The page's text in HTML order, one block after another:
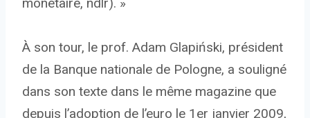
monétaire, ndlr). »
À son tour, le prof. Adam Glapiński, président
de la Banque nationale de Pologne, a souligné
dans son texte dans le même magazine que
depuis l’adoption de l’euro le 1er janvier 2009,